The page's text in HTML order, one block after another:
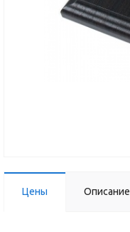
Цены Описание